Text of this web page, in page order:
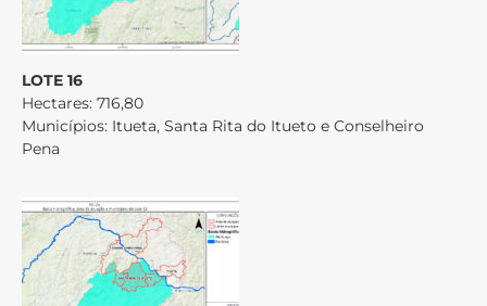
LOTE 16
Hectares: 716,80
Municípios: Itueta, Santa Rita do Itueto e Conselheiro
Pena